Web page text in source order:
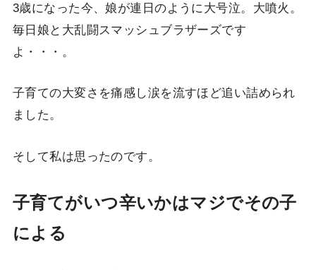
3歳になった今、娘が連日のように大号泣。大噴火。
毎日娘と大乱闘スマッシュブラザーズです
よ・・・。
子育ての大変さを痛感し涙を流すほど追い詰められ
ました。
そして私は思ったのです。
子育てがいつ辛いかはマジでその子
による